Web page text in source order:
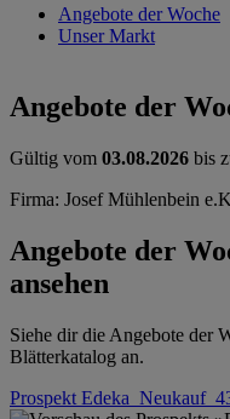
Angebote der Woche
Unser Markt
Angebote der
Gültig vom 03.08.2026 bis
Firma: Josef Mühlenbein
Angebote der
ansehen
Siehe dir die Angebote der
Blätterkatalog an.
Prospekt